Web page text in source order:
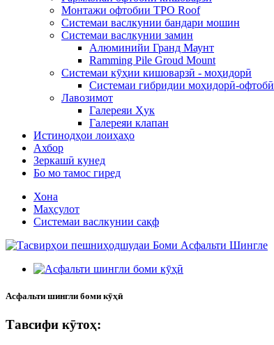
Монтажи офтобии TPO Roof
Системаи васлкунии бандари мошин
Системаи васлкунии замин
Алюминийи Гранд Маунт
Ramming Pile Groud Mount
Системаи кӯҳии кишоварзӣ - моҳидорӣ
Системаи гибридии моҳидорӣ-офтобӣ
Лавозимот
Галереяи Ҳук
Галереяи клапан
Истинодҳои лоиҳаҳо
Ахбор
Зеркашӣ кунед
Бо мо тамос гиред
Хона
Маҳсулот
Системаи васлкунии сақф
Асфальти шингли боми кӯҳӣ
Тавсифи кӯтоҳ: